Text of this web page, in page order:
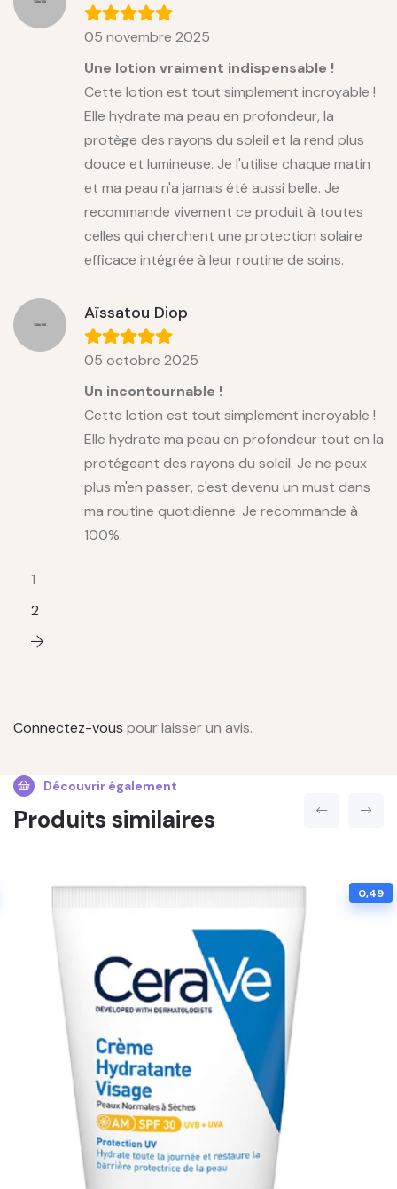
05 novembre 2025
Une lotion vraiment indispensable !
Cette lotion est tout simplement incroyable !
Elle hydrate ma peau en profondeur, la
protège des rayons du soleil et la rend plus
douce et lumineuse. Je l'utilise chaque matin
et ma peau n'a jamais été aussi belle. Je
recommande vivement ce produit à toutes
celles qui cherchent une protection solaire
efficace intégrée à leur routine de soins.
Aïssatou Diop
05 octobre 2025
Un incontournable !
Cette lotion est tout simplement incroyable !
Elle hydrate ma peau en profondeur tout en la
protégeant des rayons du soleil. Je ne peux
plus m'en passer, c'est devenu un must dans
ma routine quotidienne. Je recommande à
100%.
1
2
Connectez-vous pour laisser un avis.
Découvrir également
Produits similaires
0,49